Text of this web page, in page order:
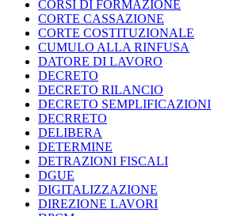
CORSI DI FORMAZIONE
CORTE CASSAZIONE
CORTE COSTITUZIONALE
CUMULO ALLA RINFUSA
DATORE DI LAVORO
DECRETO
DECRETO RILANCIO
DECRETO SEMPLIFICAZIONI
DECRRETO
DELIBERA
DETERMINE
DETRAZIONI FISCALI
DGUE
DIGITALIZZAZIONE
DIREZIONE LAVORI